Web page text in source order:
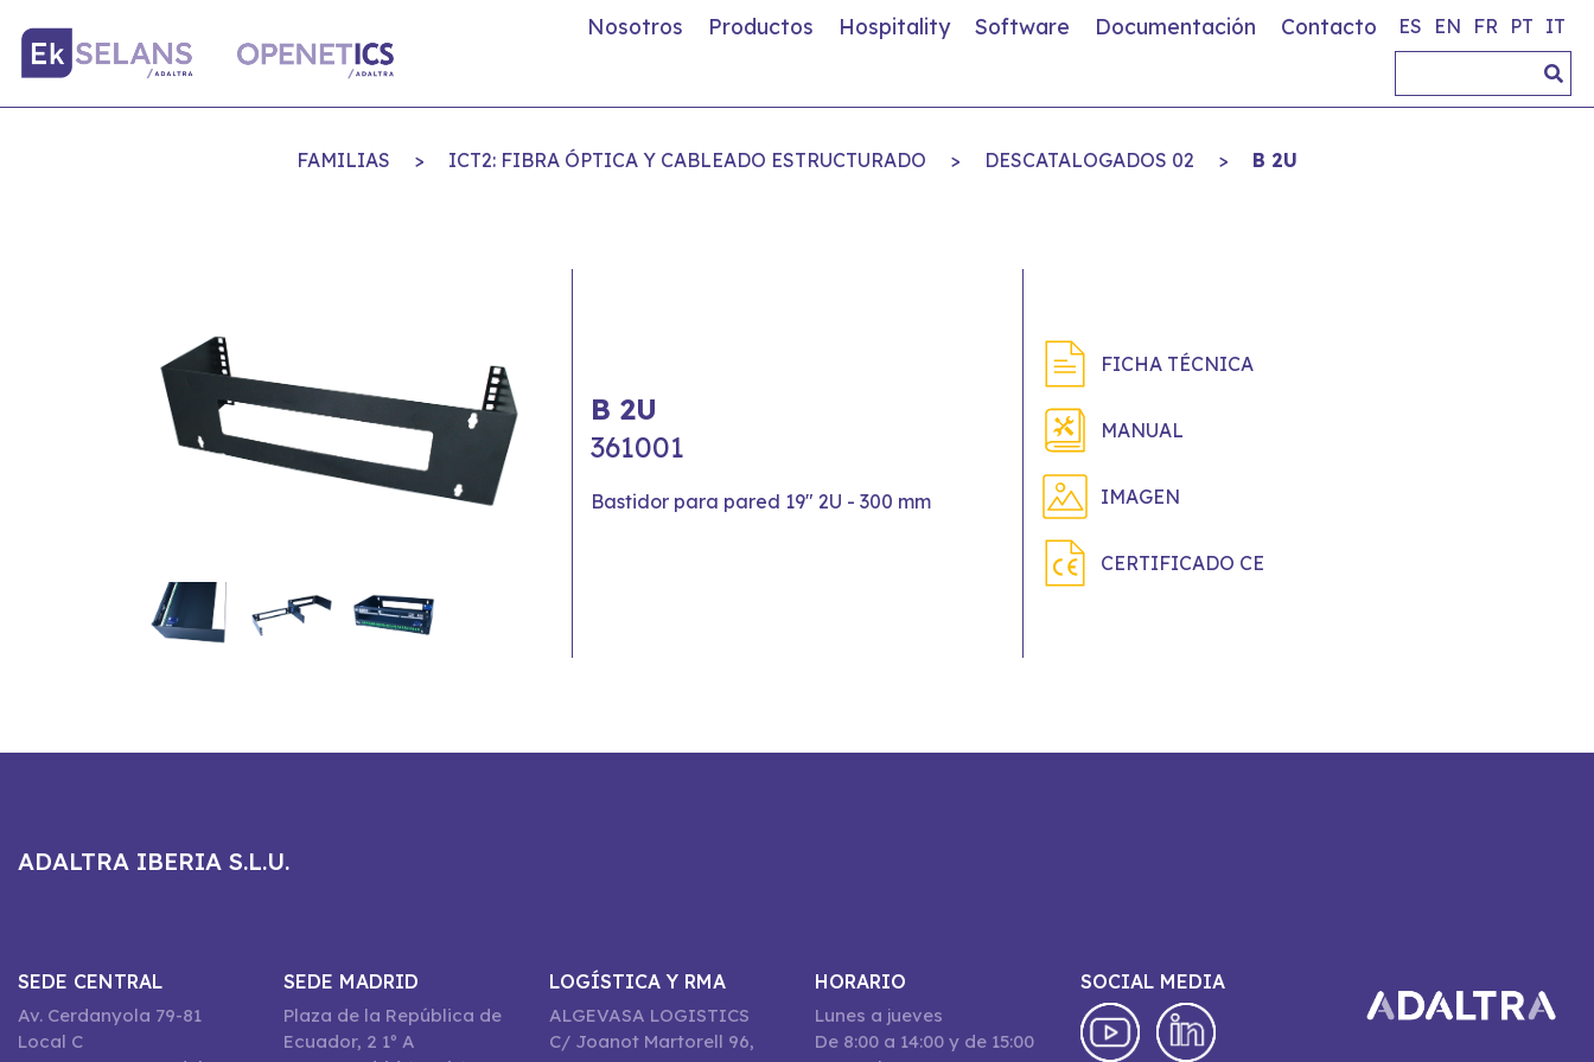
Nosotros Productos Hospitality Software Documentación Contacto ES EN FR PT IT
FAMILIAS > ICT2: FIBRA ÓPTICA Y CABLEADO ESTRUCTURADO > DESCATALOGADOS 02 > B 2U
B 2U
361001
Bastidor para pared 19" 2U - 300 mm
FICHA TÉCNICA
MANUAL
IMAGEN
CERTIFICADO CE
ADALTRA IBERIA S.L.U.
SEDE CENTRAL
Av. Cerdanyola 79-81
Local C
SEDE MADRID
Plaza de la República de
Ecuador, 2 1º A
LOGÍSTICA Y RMA
ALGEVASA LOGISTICS
C/ Joanot Martorell 96,
HORARIO
Lunes a jueves
De 8:00 a 14:00 y de 15:00
SOCIAL MEDIA